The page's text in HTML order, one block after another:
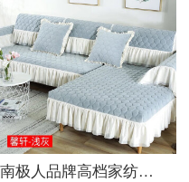
南极人品牌高档家纺【官方旗舰】沙发冬季防滑毛フランネル加厚简约现代皮法兰フランネル套罩巾四季通用全包 馨轩-浅灰1 68*70加18边